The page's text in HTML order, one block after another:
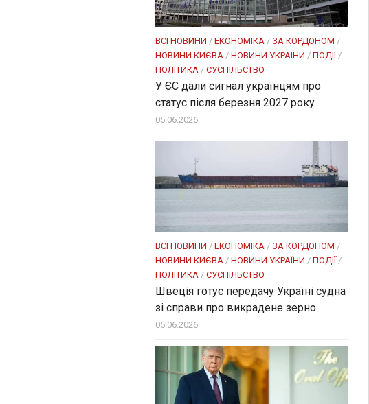
ВСІ НОВИНИ / ЕКОНОМІКА / ЗА КОРДОНОМ /
НОВИНИ КИЄВА / НОВИНИ УКРАЇНИ / ПОДІЇ /
ПОЛІТИКА / СУСПІЛЬСТВО
У ЄС дали сигнал українцям про
статус після березня 2027 року
05.06.2026
ВСІ НОВИНИ / ЕКОНОМІКА / ЗА КОРДОНОМ /
НОВИНИ КИЄВА / НОВИНИ УКРАЇНИ / ПОДІЇ/
ПОЛІТИКА / СУСПІЛЬСТВО
Швеція готує передачу Україні судна
зі справи про викрадене зерно
05.06.2026